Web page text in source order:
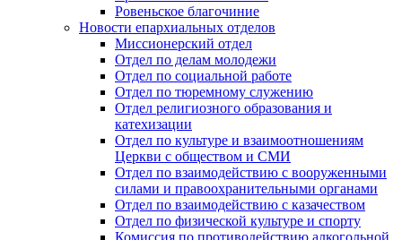
Ровеньское благочиние
Новости епархиальных отделов
Миссионерский отдел
Отдел по делам молодежи
Отдел по социальной работе
Отдел по тюремному служению
Отдел религиозного образования и
катехизации
Отдел по культуре и взаимоотношениям
Церкви с обществом и СМИ
Отдел по взаимодействию с вооруженными
силами и правоохранительными органами
Отдел по взаимодействию с казачеством
Отдел по физической культуре и спорту
Комиссия по противодействию алкогольной